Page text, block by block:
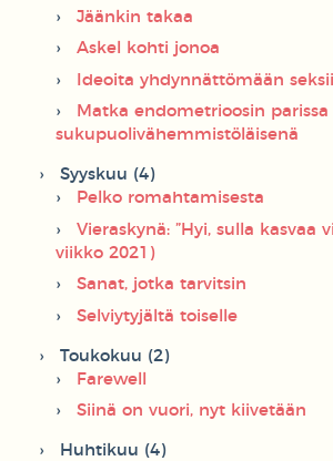
Jäänkin takaa
Askel kohti jonoa
Ideoita yhdynnättömään
Matka endometrioosin parissa
sukupuolivähemmistöläisenä
Syyskuu (4)
Pelko romahtamisesta
Vieraskynä: ”Hyi, sulla kasvaa
viikko 2021)
Sanat, jotka tarvitsin
Selviytyjältä toiselle
Toukokuu (2)
Farewell
Siinä on vuori, nyt kiivetään
Huhtikuu (4)